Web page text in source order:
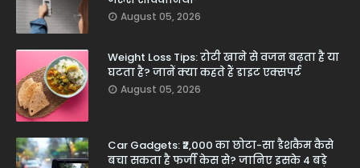
August 05, 2026
Weight Loss Tips: रोटी खाने से वजन बढ़ता है या
घटता है? जानें क्या कहते हैं डाइट एक्सपर्ट
August 05, 2026
Car Gadgets: ₹2,000 का छोटा-सा डैशकैम कैसे
बचा सकता है फर्जी केस से? जानिए इसके 4 बड़े